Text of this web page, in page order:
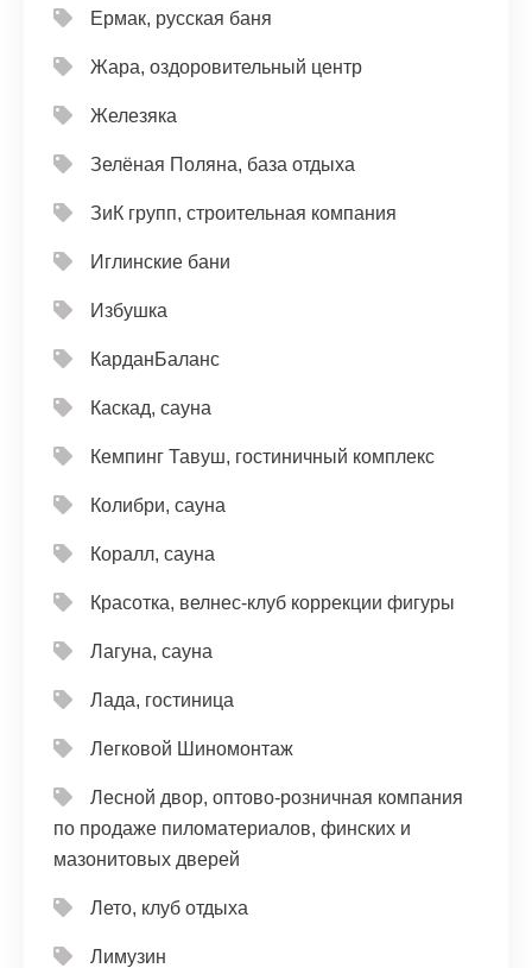
Ермак, русская баня
Жара, оздоровительный центр
Железяка
Зелёная Поляна, база отдыха
ЗиК групп, строительная компания
Иглинские бани
Избушка
КарданБаланс
Каскад, сауна
Кемпинг Тавуш, гостиничный комплекс
Колибри, сауна
Коралл, сауна
Красотка, велнес-клуб коррекции фигуры
Лагуна, сауна
Лада, гостиница
Легковой Шиномонтаж
Лесной двор, оптово-розничная компания
по продаже пиломатериалов, финских и
мазонитовых дверей
Лето, клуб отдыха
Лимузин